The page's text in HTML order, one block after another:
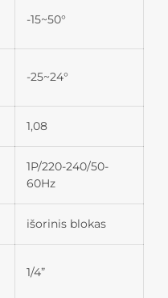
-15~50°
-25~24°
1,08
1P/220-240/50-
60Hz
išorinis blokas
1/4”